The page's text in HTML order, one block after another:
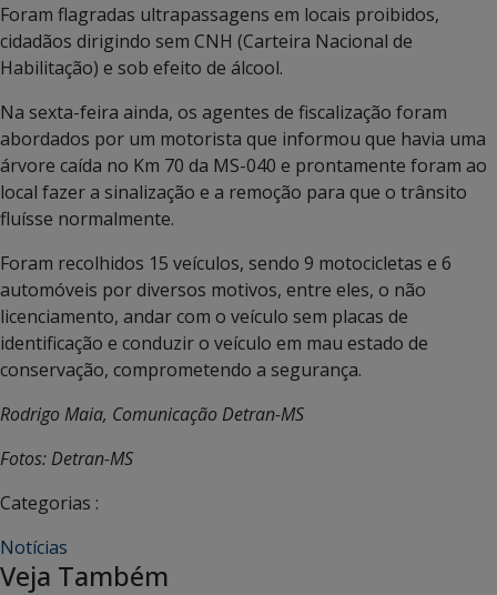
Foram flagradas ultrapassagens em locais proibidos,
cidadãos dirigindo sem CNH (Carteira Nacional de
Habilitação) e sob efeito de álcool.
Na sexta-feira ainda, os agentes de fiscalização foram
abordados por um motorista que informou que havia uma
árvore caída no Km 70 da MS-040 e prontamente foram ao
local fazer a sinalização e a remoção para que o trânsito
fluísse normalmente.
Foram recolhidos 15 veículos, sendo 9 motocicletas e 6
automóveis por diversos motivos, entre eles, o não
licenciamento, andar com o veículo sem placas de
identificação e conduzir o veículo em mau estado de
conservação, comprometendo a segurança.
Rodrigo Maia, Comunicação Detran-MS
Fotos: Detran-MS
Categorias :
Notícias
Veja Também